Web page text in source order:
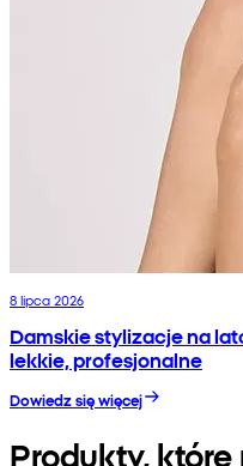
8 lipca 2026
Damskie stylizacje na
lekkie, profesjonalne
Dowiedz się więcej
Produkty,